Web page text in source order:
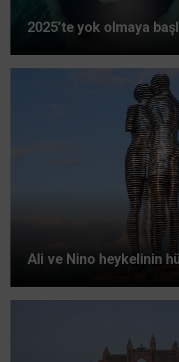
2025’te yok olmaya
Ali ve Nino heykelinin